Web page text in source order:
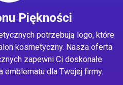
Piękności
potrzebują logo, które
kosmetyczny. Nasza oferta
zapewni Ci doskonałe
dla Twojej firmy.